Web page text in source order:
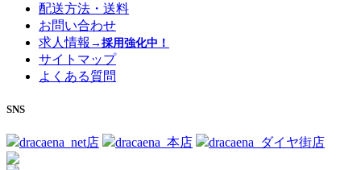
配送方法・送料
お問い合わせ
求人情報 →採用強化中！
サイトマップ
よくある質問
SNS
dracaena_net店 dracaena_本店 dracaena_ダイヤ街店